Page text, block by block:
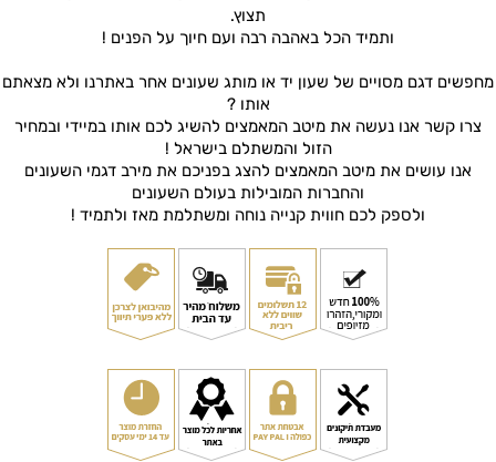
תצוץ.
ותמיד הכל באהבה רבה ועם חיוך על הפנים !
מחפשים דגם מסויים של שעון יד או מותג שעונים אחר באתרנו ולא מצאתם
אותו ?
צרו קשר אנו נעשה את מיטב המאמצים להשיג לכם אותו במיידי ובמחיר
הזול והמשתלם בישראל !
אנו עושים את מיטב המאמצים להצג בפניכם את מירב דגמי השעונים
והחברות המובילות בעולם השעונים
ולספק לכם חווית קנייה נוחה ומשתלמת מאז ולתמיד !